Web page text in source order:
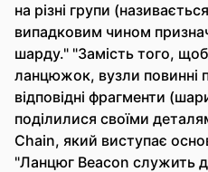
на різні групи
випадковим чином
шарду." "Замість того,
ланцюжок, вузли повинні
відповідні фрагменти
поділилися своїми
Chain, який виступає
"Ланцюг Beacon служить